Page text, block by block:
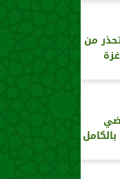
من